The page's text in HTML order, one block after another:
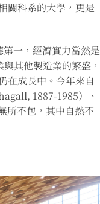
科系的大學，更是
一，經濟實力當然是
其他製造業的繁盛，
在成長中。今年來自
1887-1985）、
所不包，其中自然不